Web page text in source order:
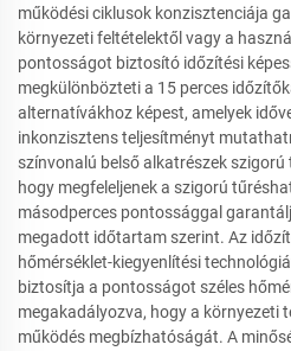
működési ciklusok konzisztenciája
környezeti feltételektől vagy a
pontosságot biztosító időzítési
megkülönbözteti a 15 perces
alternatívákhoz képest, amelyek
inkonzisztens teljesítményt
színvonalú belső alkatrészek szigorú
hogy megfeleljenek a szigorú
másodperces pontossággal
megadott időtartam szerint. Az
hőmérséklet-kiegyenlítési
biztosítja a pontosságot széles
megakadályozva, hogy a környezeti
működés megbízhatóságát. A